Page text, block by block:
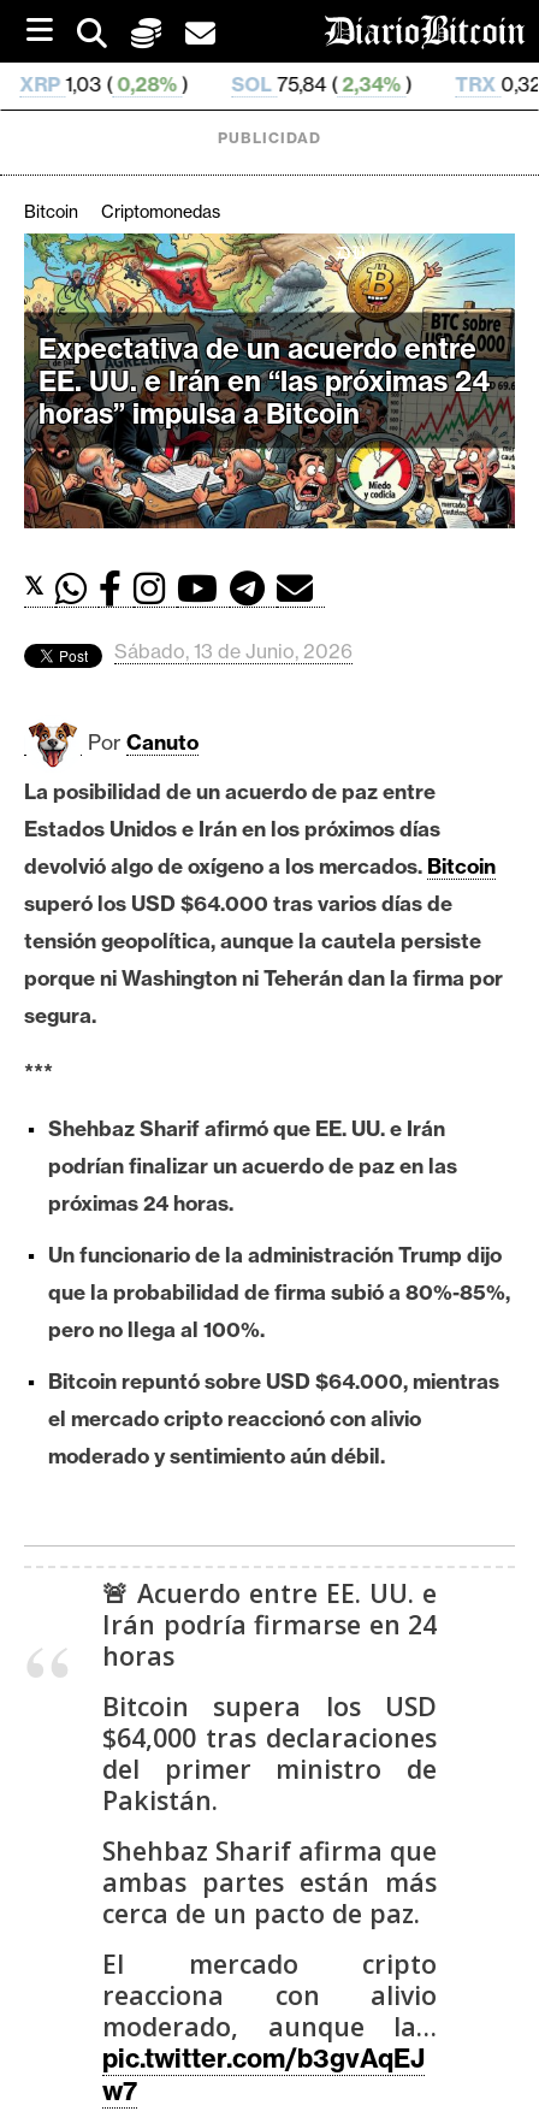
i
t
o
SOL75,84 (2,34%) TRX0,329 588 ( 0,58%)
C
r
i
p
t
o
M
e
r
d
s
B
i
t
c
o
i
E
r
e
u
I
A
A
n
i
s
PUBLICIDAD
Bitcoin Criptomonedas
Expectativa de un acuerdo entre
EE. UU. e Irán en “las próximas 24
horas” impulsa a Bitcoin
𝕏
Sábado, 13 de Junio, 2026
Por Canuto
La posibilidad de un acuerdo de paz entre
Estados Unidos e Irán en los próximos días
devolvió algo de oxígeno a los mercados. Bitcoin
superó los USD $64.000 tras varios días de
tensión geopolítica, aunque la cautela persiste
porque ni Washington ni Teherán dan la firma por
segura.
***
Shehbaz Sharif afirmó que EE. UU. e Irán
podrían finalizar un acuerdo de paz en las
próximas 24 horas.
Un funcionario de la administración Trump dijo
que la probabilidad de firma subió a 80%-85%,
pero no llega al 100%.
Bitcoin repuntó sobre USD $64.000, mientras
el mercado cripto reaccionó con alivio
moderado y sentimiento aún débil.
🚨 Acuerdo entre EE. UU. e
Irán podría firmarse en 24
horas
Bitcoin supera los USD
$64,000 tras declaraciones
del primer ministro de
Pakistán.
Shehbaz Sharif afirma que
ambas partes están más
cerca de un pacto de paz.
El mercado cripto
reacciona con alivio
moderado, aunque la…
pic.twitter.com/b3gvAqEJ
w7